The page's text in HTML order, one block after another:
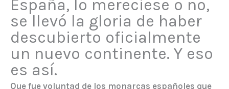
España, lo mereciese o no,
se llevó la gloria de haber
descubierto oficialmente
un nuevo continente. Y eso
es así.
Que fue voluntad de los monarcas españoles que